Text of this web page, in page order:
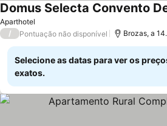
Aparthotel
Domus Selecta Convento
/ Pontuação não disponível Brozas, a
Selecione as datas para ver os
exatos.